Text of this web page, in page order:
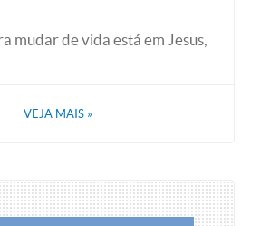
mudar de vida está em Jesus,
VEJA MAIS »